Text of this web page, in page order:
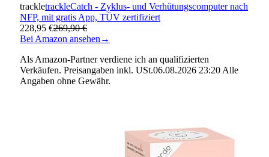
trackletrackleCatch - Zyklus- und Verhütungscomputer nach
NFP, mit gratis App, TÜV zertifiziert
228,95 €269,90 €
Bei Amazon ansehen →
Als Amazon-Partner verdiene ich an qualifizierten
Verkäufen. Preisangaben inkl. USt.06.08.2026 23:20 Alle
Angaben ohne Gewähr.